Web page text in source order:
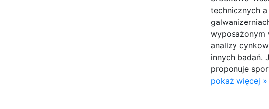
technicznych
wyposażonym
analizy
innych badań.
proponuje
pokaż więcej »